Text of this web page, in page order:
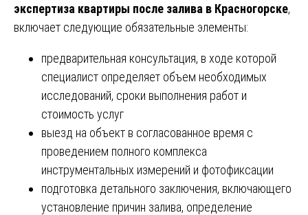
экспертиза квартиры после залива в Красногорске,
включает следующие обязательные элементы:
предварительная консультация, в ходе которой
специалист определяет объем необходимых
исследований, сроки выполнения работ и
стоимость услуг
выезд на объект в согласованное время с
проведением полного комплекса
инструментальных измерений и фотофиксации
подготовка детального заключения, включающего
установление причин залива, определение